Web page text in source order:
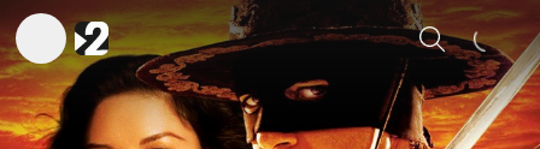
Sök